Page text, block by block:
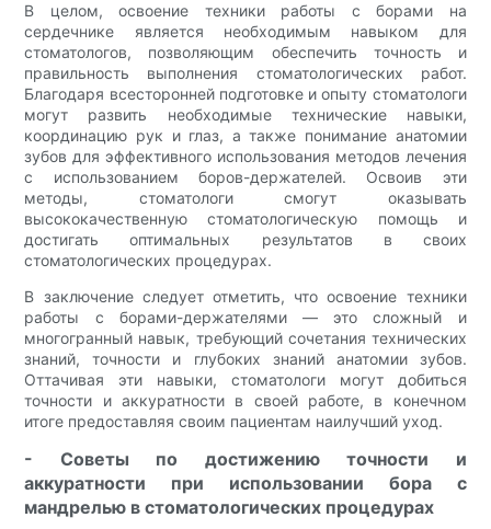
В целом, освоение техники работы с борами на
сердечнике является необходимым навыком для
стоматологов, позволяющим обеспечить точность и
правильность выполнения стоматологических работ.
Благодаря всесторонней подготовке и опыту стоматологи
могут развить необходимые технические навыки,
координацию рук и глаз, а также понимание анатомии
зубов для эффективного использования методов лечения
с использованием боров-держателей. Освоив эти
методы, стоматологи смогут оказывать
высококачественную стоматологическую помощь и
достигать оптимальных результатов в своих
стоматологических процедурах.
В заключение следует отметить, что освоение техники
работы с борами-держателями — это сложный и
многогранный навык, требующий сочетания технических
знаний, точности и глубоких знаний анатомии зубов.
Оттачивая эти навыки, стоматологи могут добиться
точности и аккуратности в своей работе, в конечном
итоге предоставляя своим пациентам наилучший уход.
- Советы по достижению точности и
аккуратности при использовании бора с
мандрелью в стоматологических процедурах